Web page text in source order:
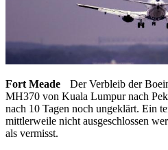
Fort Meade
Der Verbleib der
MH370 von Kuala Lumpur nach
nach 10 Tagen noch ungeklärt. Ein
mittlerweile nicht ausgeschlossen
als vermisst.